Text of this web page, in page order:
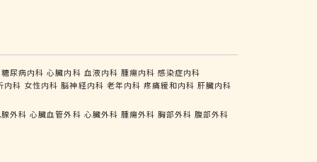
糖尿病内科 心臓内科 血液内科 腫瘍内科 感染症内科
内科 女性内科 脳神経内科 老年内科 疼痛緩和内科 肝臓内科
外科 心臓血管外科 心臓外科 腫瘍外科 胸部外科 腹部外科